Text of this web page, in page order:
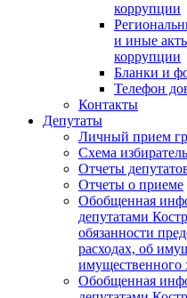
коррупции
и иные
коррупции
Бланки и
Телефон
Контакты
Депутаты
Личный прием
Схема
Отчеты
Отчеты о приеме
Обобщенная
депутатами
обязанности
расходах, об
имущественного
Обобщенная